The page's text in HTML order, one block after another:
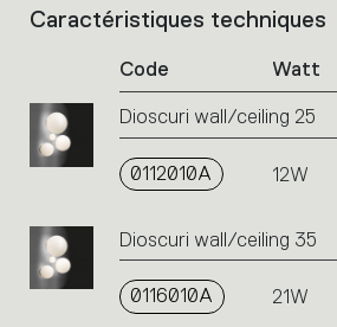
List
Click
on
the
or
icons
to
Caractéristiques techniques
Code Watt
Dioscuri wall/ceiling 25
0112010A 12W
Dioscuri wall/ceiling 35
0116010A 21W